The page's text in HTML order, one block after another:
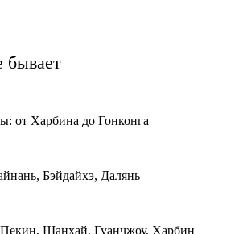
бывает
от Харбина до Гонконга
Бэйдайхэ, Далянь
Пекин, Шанхай, Гуанчжоу, Харбин